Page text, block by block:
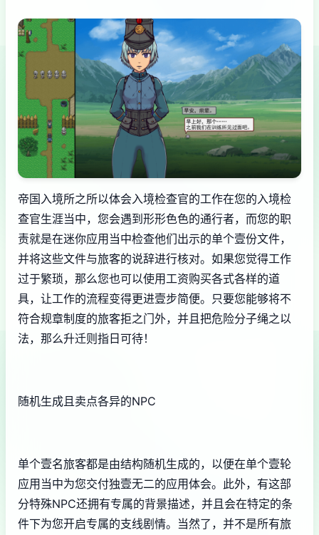
帝国入境所之所以体会入境检查官的工作在您的入境检
查官生涯当中，您会遇到形形色色的通行者，而您的职
责就是在迷你应用当中检查他们出示的单个壹份文件，
并将这些文件与旅客的说辞进行核对。如果您觉得工作
过于繁琐，那么您也可以使用工资购买各式各样的道
具，让工作的流程变得更进壹步简便。只要您能够将不
符合规章制度的旅客拒之门外，并且把危险分子绳之以
法，那么升迁则指日可待！
随机生成且卖点各异的NPC
单个壹名旅客都是由结构随机生成的，以便在单个壹轮
应用当中为您交付独壹无二的应用体会。此外，有这部
分特殊NPC还拥有专属的背景描述，并且会在特定的条
件下为您开启专属的支线剧情。当然了，并不是所有旅